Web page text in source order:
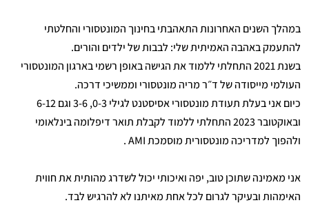
במהלך השנים האחרונות התאהבתי בחינוך המונטסורי והחלטתי
להתעמק באהבה האמיתית שלי: לבבות של ילדים והורים.
בשנת 2021 התחלתי ללמוד את הגישה באופן רשמי בארגון המונטסורי
העולמי מייסודה של ד״ר מריה מונטסורי וממשיכי דרכה.
כיום אני בעלת תעודת מונטסורי אסיסטנט לגילי 0-3, 3-6 וגם 6-12
ובאוקטובר 2023 התחלתי ללמוד לקבלת תואר דיפלומה בינלאומי
ולהפוך למדריכה מונטסורית מוסמכת AMI .
אני מאמינה שתוכן טוב, יפה ואיכותי יכול לשדרג מהותית את חווית
האימהות ובעיקר לגרום לכל אחת מאיתנו לא להרגיש לבד.